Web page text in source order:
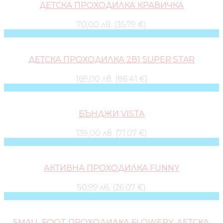
ДЕТСКА ПРОХОДИЛКА КРАВИЧКА
70,00 лв. (35.79 €)
ДЕТСКА ПРОХОДИЛКА 2В1 SUPER STAR
169,00 лв. (86.41 €)
БЪНДЖИ VISTA
139,00 лв. (71.07 €)
АКТИВНА ПРОХОДИЛКА FUNNY
50,99 лв. (26.07 €)